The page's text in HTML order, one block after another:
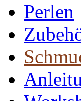
Perlen